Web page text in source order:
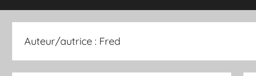
Auteur/autrice : Fred